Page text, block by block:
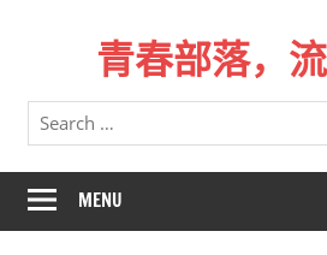
青春部落，
青
春
一
场
MENU